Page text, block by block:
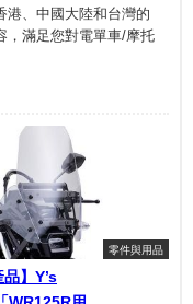
港、中國大陸和台灣的
，滿足您對電單車/摩托
零件與用品
品】Y’s